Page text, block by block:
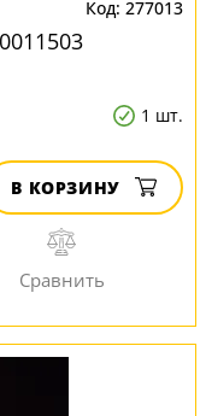
277013
1 шт.
В КОРЗИНУ